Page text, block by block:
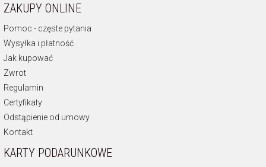
ZAKUPY ONLINE
Pomoc - częste pytania
Wysyłka i płatność
Jak kupować
Zwrot
Regulamin
Certyfikaty
Odstąpienie od umowy
Kontakt
KARTY PODARUNKOWE